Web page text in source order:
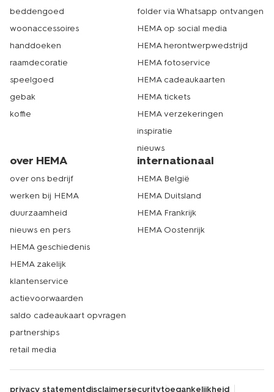
beddengoed
woonaccessoires
handdoeken
raamdecoratie
speelgoed
gebak
koffie
folder via Whatsapp ontvangen
HEMA op social media
HEMA herontwerpwedstrijd
HEMA fotoservice
HEMA cadeaukaarten
HEMA tickets
HEMA verzekeringen
inspiratie
nieuws
over HEMA
over ons bedrijf
werken bij HEMA
duurzaamheid
nieuws en pers
HEMA geschiedenis
HEMA zakelijk
klantenservice
actievoorwaarden
saldo cadeaukaart opvragen
partnerships
retail media
internationaal
HEMA België
HEMA Duitsland
HEMA Frankrijk
HEMA Oostenrijk
privacy statementdisclaimersecuritytoegankelijkheid